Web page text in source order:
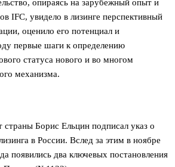
опираясь на зарубежный опыт и
IFC, увидело в лизинге перспективный
оценило его потенциал и
первые шаги к определению
статуса нового и во многом
механизма.
страны Борис Ельцин подписал указ о
в России. Вслед за этим в ноябре
появились два ключевых постановления